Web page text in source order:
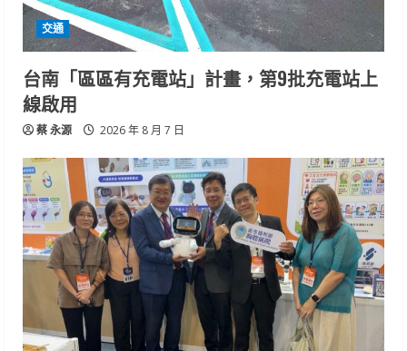
交通
台南「區區有充電站」計畫，第9批充電站上
線啟用
蔡 永源 2026 年 8 月 7 日